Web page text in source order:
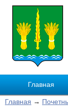
Главная
Главная →